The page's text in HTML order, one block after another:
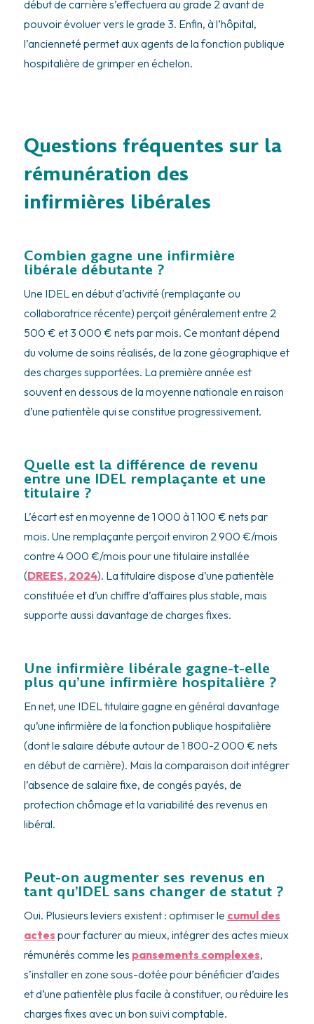
début de carrière s’effectuera au grade 2 avant de
pouvoir évoluer vers le grade 3. Enfin, à l’hôpital,
l’ancienneté permet aux agents de la fonction publique
hospitalière de grimper en échelon.
Questions fréquentes sur la
rémunération des
infirmières libérales
Combien gagne une infirmière
libérale débutante ?
Une IDEL en début d’activité (remplaçante ou
collaboratrice récente) perçoit généralement entre 2
500 € et 3 000 € nets par mois. Ce montant dépend
du volume de soins réalisés, de la zone géographique et
des charges supportées. La première année est
souvent en dessous de la moyenne nationale en raison
d’une patientèle qui se constitue progressivement.
Quelle est la différence de revenu
entre une IDEL remplaçante et une
titulaire ?
L’écart est en moyenne de 1 000 à 1 100 € nets par
mois. Une remplaçante perçoit environ 2 900 €/mois
contre 4 000 €/mois pour une titulaire installée
(DREES, 2024). La titulaire dispose d’une patientèle
constituée et d’un chiffre d’affaires plus stable, mais
supporte aussi davantage de charges fixes.
Une infirmière libérale gagne-t-elle
plus qu’une infirmière hospitalière ?
En net, une IDEL titulaire gagne en général davantage
qu’une infirmière de la fonction publique hospitalière
(dont le salaire débute autour de 1 800-2 000 € nets
en début de carrière). Mais la comparaison doit intégrer
l’absence de salaire fixe, de congés payés, de
protection chômage et la variabilité des revenus en
libéral.
Peut-on augmenter ses revenus en
tant qu’IDEL sans changer de statut ?
Oui. Plusieurs leviers existent : optimiser le cumul des
actes pour facturer au mieux, intégrer des actes mieux
rémunérés comme les pansements complexes,
s’installer en zone sous-dotée pour bénéficier d’aides
et d’une patientèle plus facile à constituer, ou réduire les
charges fixes avec un bon suivi comptable.